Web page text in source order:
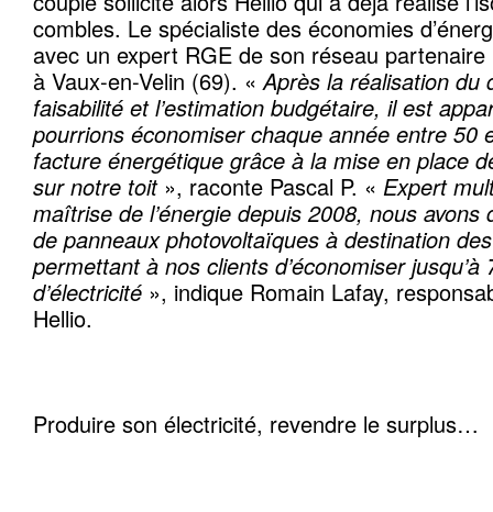
combles. Le spécialiste des économies
avec un expert RGE de son réseau
à Vaux-en-Velin (69). «Après la réalisation du
faisabilité et l’estimation budgétaire, il est
pourrions économiser chaque année entre 50
facture énergétique grâce à la mise en place
sur notre toit», raconte Pascal P. « Expert
maîtrise de l’énergie depuis 2008, nous avons
de panneaux photovoltaïques à destination
permettant à nos clients d’économiser
d’électricité », indique Romain Lafay,
Hellio.
Produire son électricité, revendre le surplus…